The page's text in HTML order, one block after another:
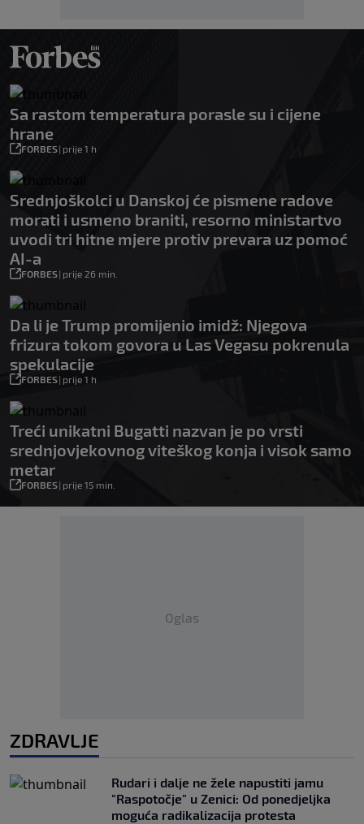
Sa rastom temperatura porasle su i cijene
hrane
FORBES| prije 1 h
Srednjoškolci u Danskoj će pismene radove
morati i usmeno braniti, resorno ministartvo
uvodi tri hitne mjere protiv prevara uz pomoć
AI-a
FORBES| prije 26 min.
Da li je Trump promijenio imidž: Njegova
frizura tokom govora u Las Vegasu pokrenula
spekulacije
FORBES| prije 1 h
Treći unikatni Bugatti nazvan je po vrsti
srednjovjekovnog viteškog konja i visok samo
metar
FORBES| prije 15 min.
Oglas
ZDRAVLJE
Rudari i dalje ne žele napustiti jamu
"Raspotočje" u Zenici: Od ponedjeljka
moguća radikalizacija protesta